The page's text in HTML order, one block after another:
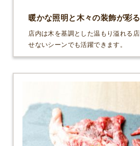
暖かな照明と木々の装飾が彩
店内は木を基調とした温もり溢れる
せないシーンでも活躍できます。